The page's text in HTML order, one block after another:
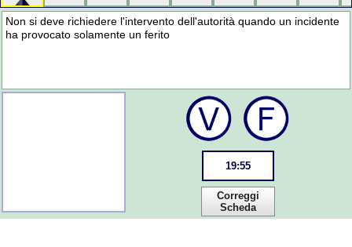
Non si deve richiedere l'intervento dell'autorità quando un incidente
ha provocato solamente un ferito
19:55
Correggi
Scheda